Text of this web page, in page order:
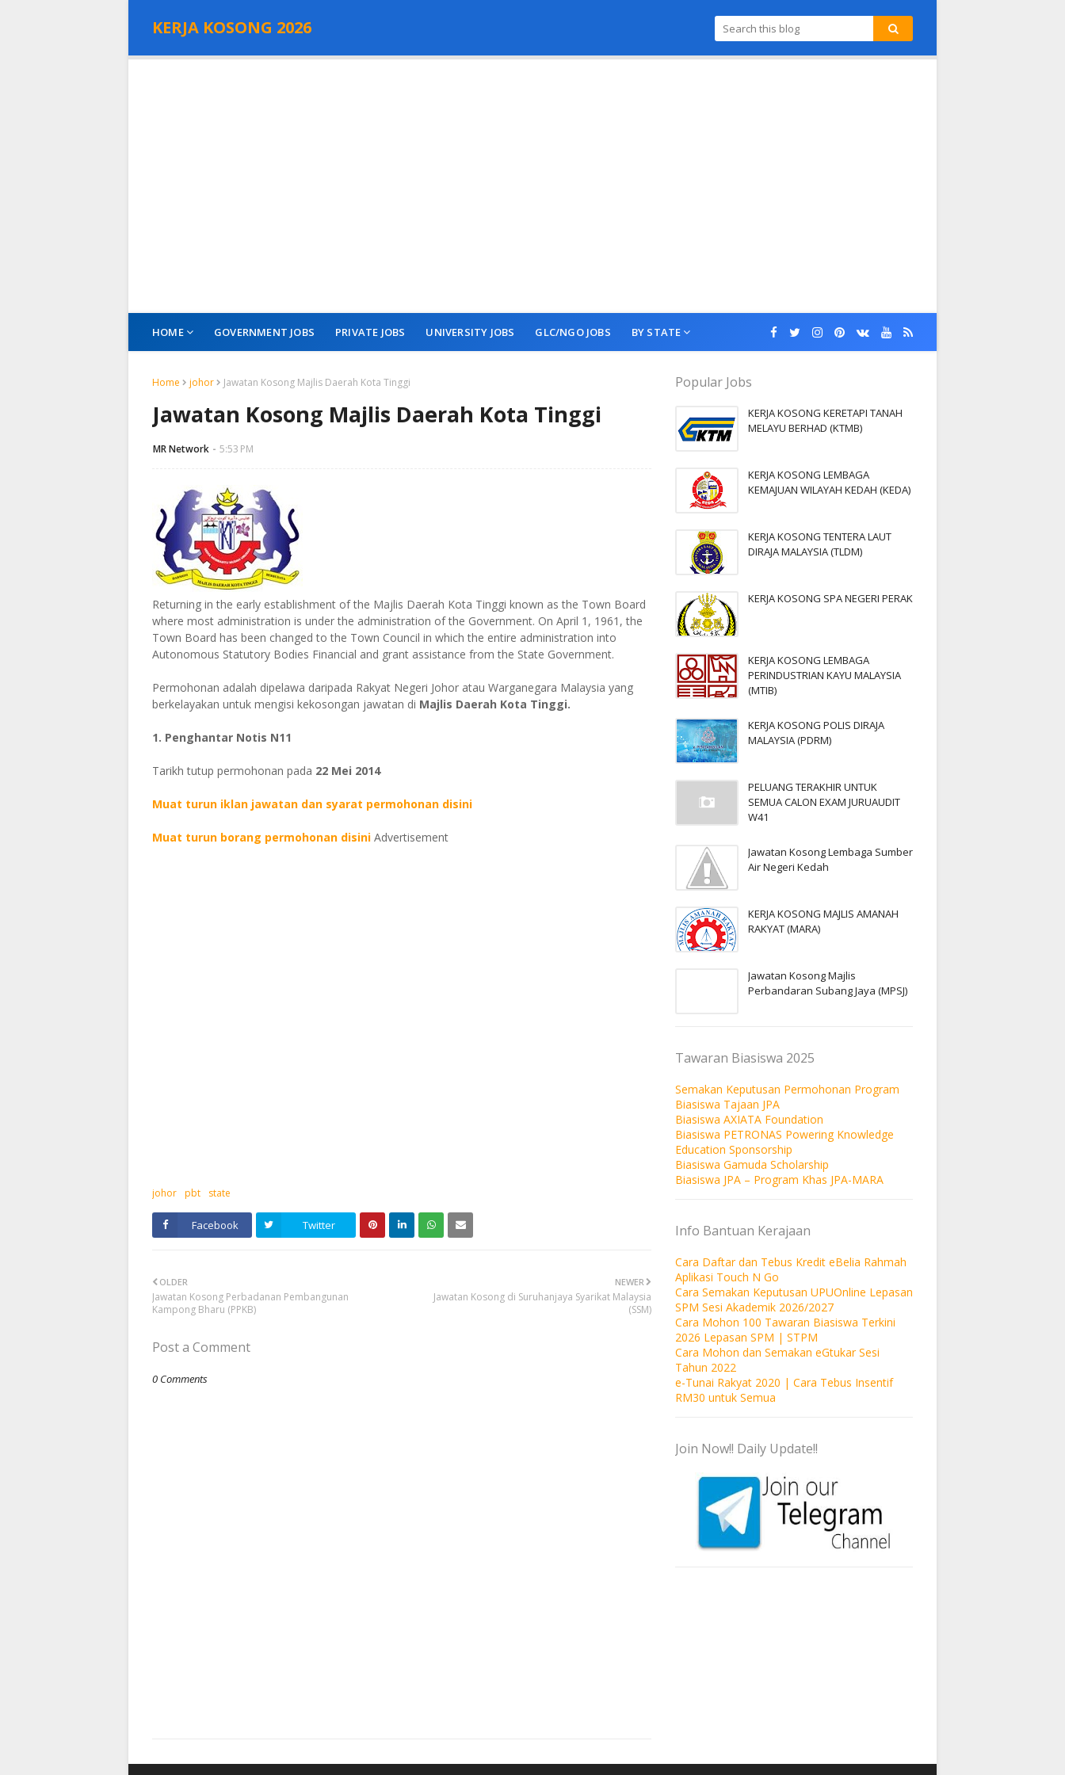
KERJA KOSONG 2026
HOME GOVERNMENT JOBS PRIVATE JOBS UNIVERSITY JOBS GLC/NGO JOBS BY STATE
Home johor Jawatan Kosong Majlis Daerah Kota Tinggi
Jawatan Kosong Majlis Daerah Kota Tinggi
MR Network 5:53 PM
Returning in the early establishment of the Majlis Daerah Kota Tinggi known as the Town Board
where most administration is under the administration of the Government. On April 1, 1961, the
Town Board has been changed to the Town Council in which the entire administration into
Autonomous Statutory Bodies Financial and grant assistance from the State Government.
Permohonan adalah dipelawa daripada Rakyat Negeri Johor atau Warganegara Malaysia yang
berkelayakan untuk mengisi kekosongan jawatan di Majlis Daerah Kota Tinggi.
1. Penghantar Notis N11
Tarikh tutup permohonan pada 22 Mei 2014
Muat turun iklan jawatan dan syarat permohonan disini
Muat turun borang permohonan disini Advertisement
johor pbt state
Facebook Twitter
NEWER
Jawatan Kosong di Suruhanjaya Syarikat Malaysia
(SSM)
OLDER
Jawatan Kosong Perbadanan Pembangunan
Kampong Bharu (PPKB)
Post a Comment
0 Comments
Popular Jobs
KERJA KOSONG KERETAPI TANAH
MELAYU BERHAD (KTMB)
KERJA KOSONG LEMBAGA
KEMAJUAN WILAYAH KEDAH (KEDA)
KERJA KOSONG TENTERA LAUT
DIRAJA MALAYSIA (TLDM)
KERJA KOSONG SPA NEGERI PERAK
KERJA KOSONG LEMBAGA
PERINDUSTRIAN KAYU MALAYSIA
(MTIB)
KERJA KOSONG POLIS DIRAJA
MALAYSIA (PDRM)
PELUANG TERAKHIR UNTUK
SEMUA CALON EXAM JURUAUDIT
W41
Jawatan Kosong Lembaga Sumber
Air Negeri Kedah
KERJA KOSONG MAJLIS AMANAH
RAKYAT (MARA)
Jawatan Kosong Majlis
Perbandaran Subang Jaya (MPSJ)
Tawaran Biasiswa 2025
Semakan Keputusan Permohonan Program
Biasiswa Tajaan JPA
Biasiswa AXIATA Foundation
Biasiswa PETRONAS Powering Knowledge
Education Sponsorship
Biasiswa Gamuda Scholarship
Biasiswa JPA – Program Khas JPA-MARA
Info Bantuan Kerajaan
Cara Daftar dan Tebus Kredit eBelia Rahmah
Aplikasi Touch N Go
Cara Semakan Keputusan UPUOnline Lepasan
SPM Sesi Akademik 2026/2027
Cara Mohon 100 Tawaran Biasiswa Terkini
2026 Lepasan SPM | STPM
Cara Mohon dan Semakan eGtukar Sesi
Tahun 2022
e-Tunai Rakyat 2020 | Cara Tebus Insentif
RM30 untuk Semua
Join Now!! Daily Update!!